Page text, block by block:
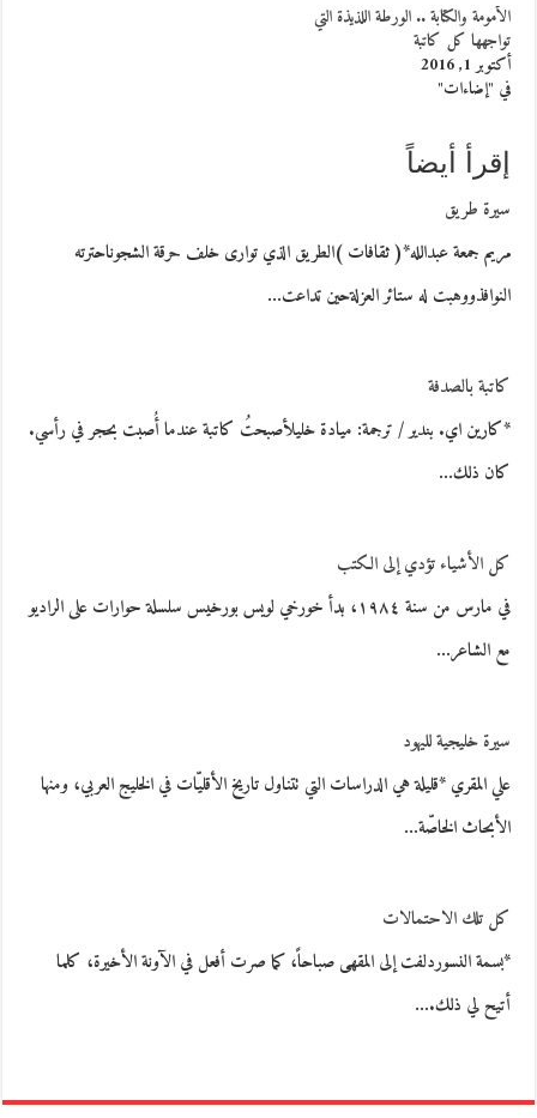
الأمومة والكتابة .. الورطة اللذيذة التي
تواجهها كل كاتبة
أكتوبر 1, 2016
في "إضاءات"
إقرأ أيضاً
سيرة طريق
مريم جمعة عبدالله*( ثقافات )الطريق الذي توارى خلف حرقة الشجوناحترته
النوافذووهبت له ستائر العزلةحين تداعت…
كاتبة بالصدفة
*كارين اي. بندير / ترجمة: ميادة خليلأصبحتُ كاتبة عندما أُصبت بحجر في رأسي.
كان ذلك…
كل الأشياء تؤدي إلى الكتب
في مارس من سنة ١٩٨٤، بدأ خورخي لويس بورخيس سلسلة حوارات على الراديو
مع الشاعر…
سيرة خليجية لليهود
علي المقري *قليلة هي الدراسات التي تتناول تاريخ الأقليّات في الخليج العربي، ومنها
الأبحاث الخاصّة…
كل تلك الاحتمالات
*بسمة النسوردلفت إلى المقهى صباحاً، كما صرت أفعل في الآونة الأخيرة، كلما
أتيح لي ذلك.…